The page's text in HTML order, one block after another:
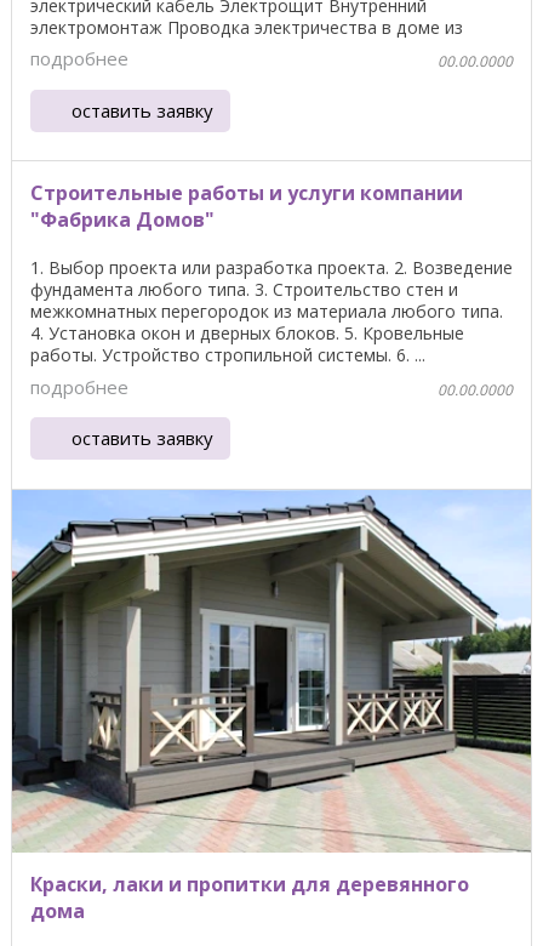
электрический кабель Электрощит Внутренний
электромонтаж Проводка электричества в доме из
дерева ...
подробнее 00.00.0000
оставить заявку
Строительные работы и услуги компании
"Фабрика Домов"
1. Выбор проекта или разработка проекта. 2. Возведение
фундамента любого типа. 3. Строительство стен и
межкомнатных перегородок из материала любого типа.
4. Установка окон и дверных блоков. 5. Кровельные
работы. Устройство стропильной системы. 6. ...
подробнее 00.00.0000
оставить заявку
Краски, лаки и пропитки для деревянного
дома